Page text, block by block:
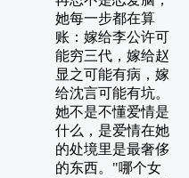
她每一步都在算
账：嫁给李公许可
能穷三代，嫁给赵
显之可能有病，嫁
给沈言可能有坑。
她不是不懂爱情是
什么，是爱情在她
的处境里是最奢侈
的东西。"哪个女